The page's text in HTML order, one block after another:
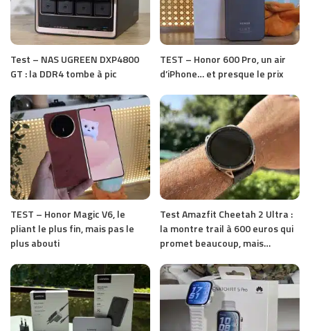
Test – NAS UGREEN DXP4800
GT : la DDR4 tombe à pic
TEST – Honor 600 Pro, un air
d’iPhone… et presque le prix
TEST – Honor Magic V6, le
pliant le plus fin, mais pas le
plus abouti
Test Amazfit Cheetah 2 Ultra :
la montre trail à 600 euros qui
promet beaucoup, mais…